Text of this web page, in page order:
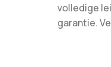
volledige
garantie.